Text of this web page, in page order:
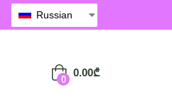
Russian
0
0.00₾